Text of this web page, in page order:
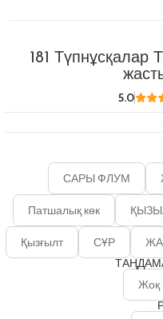
181 Түпнұсқалар
5.0
САРЫ ФЛУМ
Патшалық көк
Қызғылт СҰР
Жоқ